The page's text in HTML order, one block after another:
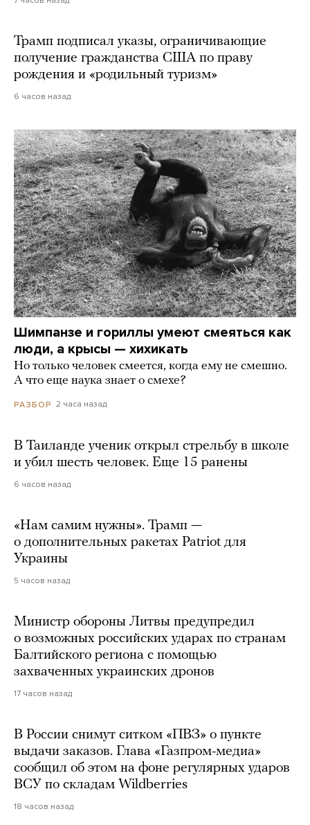
Трамп подписал указы, ограничивающие
получение гражданства США по праву
рождения и «родильный туризм»
6 часов назад
Шимпанзе и гориллы умеют смеяться как
люди, а крысы — хихикать
Но только человек смеется, когда ему не смешно.
А что еще наука знает о смехе?
РАЗБОР 2 часа назад
В Таиланде ученик открыл стрельбу в школе
и убил шесть человек. Еще 15 ранены
6 часов назад
«Нам самим нужны». Трамп —
о дополнительных ракетах Patriot для
Украины
5 часов назад
Министр обороны Литвы предупредил
о возможных российских ударах по странам
Балтийского региона с помощью
захваченных украинских дронов
17 часов назад
В России снимут ситком «ПВЗ» о пункте
выдачи заказов. Глава «Газпром-медиа»
сообщил об этом на фоне регулярных ударов
ВСУ по складам Wildberries
18 часов назад